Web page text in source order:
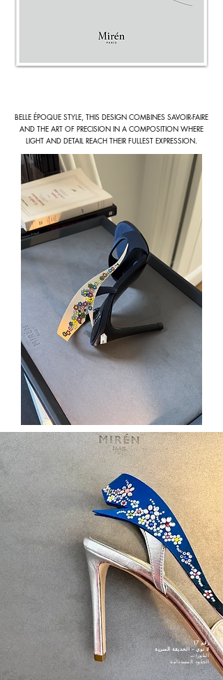
BELLE ÉPOQUE STYLE, THIS DESIGN COMBINES SAVOIR-FAIRE
AND THE ART OF PRECISION IN A COMPOSITION WHERE
LIGHT AND DETAIL REACH THEIR FULLEST EXPRESSION.
رقم 17
لا نوي – الحديقة السرية
البلورات
الجلود المستدامة